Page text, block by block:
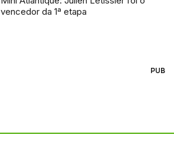
vencedor da 1ª etapa
PUB